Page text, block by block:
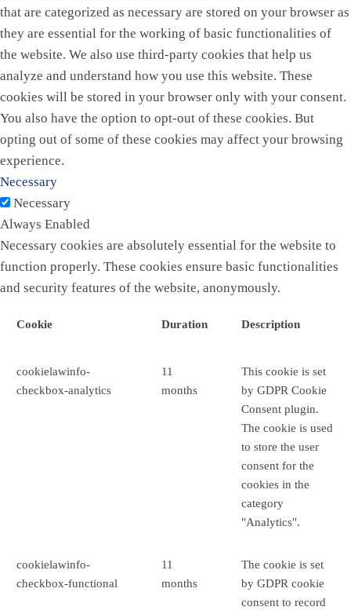
that are categorized as necessary are stored on your browser as
they are essential for the working of basic functionalities of
the website. We also use third-party cookies that help us
analyze and understand how you use this website. These
cookies will be stored in your browser only with your consent.
You also have the option to opt-out of these cookies. But
opting out of some of these cookies may affect your browsing
experience.
Necessary
Necessary
Always Enabled
Necessary cookies are absolutely essential for the website to
function properly. These cookies ensure basic functionalities
and security features of the website, anonymously.
Cookie Duration Description
cookielawinfo-
checkbox-analytics
11
months
This cookie is set
by GDPR Cookie
Consent plugin.
The cookie is used
to store the user
consent for the
cookies in the
category
"Analytics".
cookielawinfo-
checkbox-functional
11
months
The cookie is set
by GDPR cookie
consent to record